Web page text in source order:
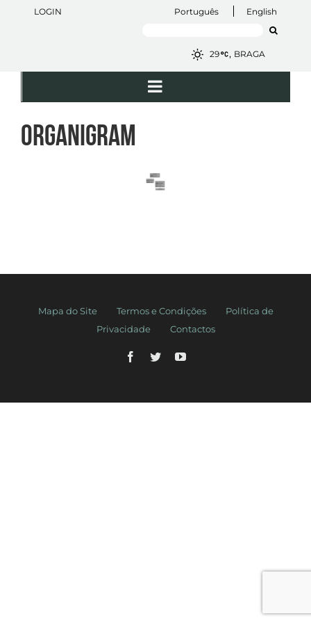
LOGIN Português English
29 , BRAGA
ORGANIGRAM
Mapa do Site Termos e Condições
Política de
Privacidade
Contactos
Facebook
TwitterYouTube